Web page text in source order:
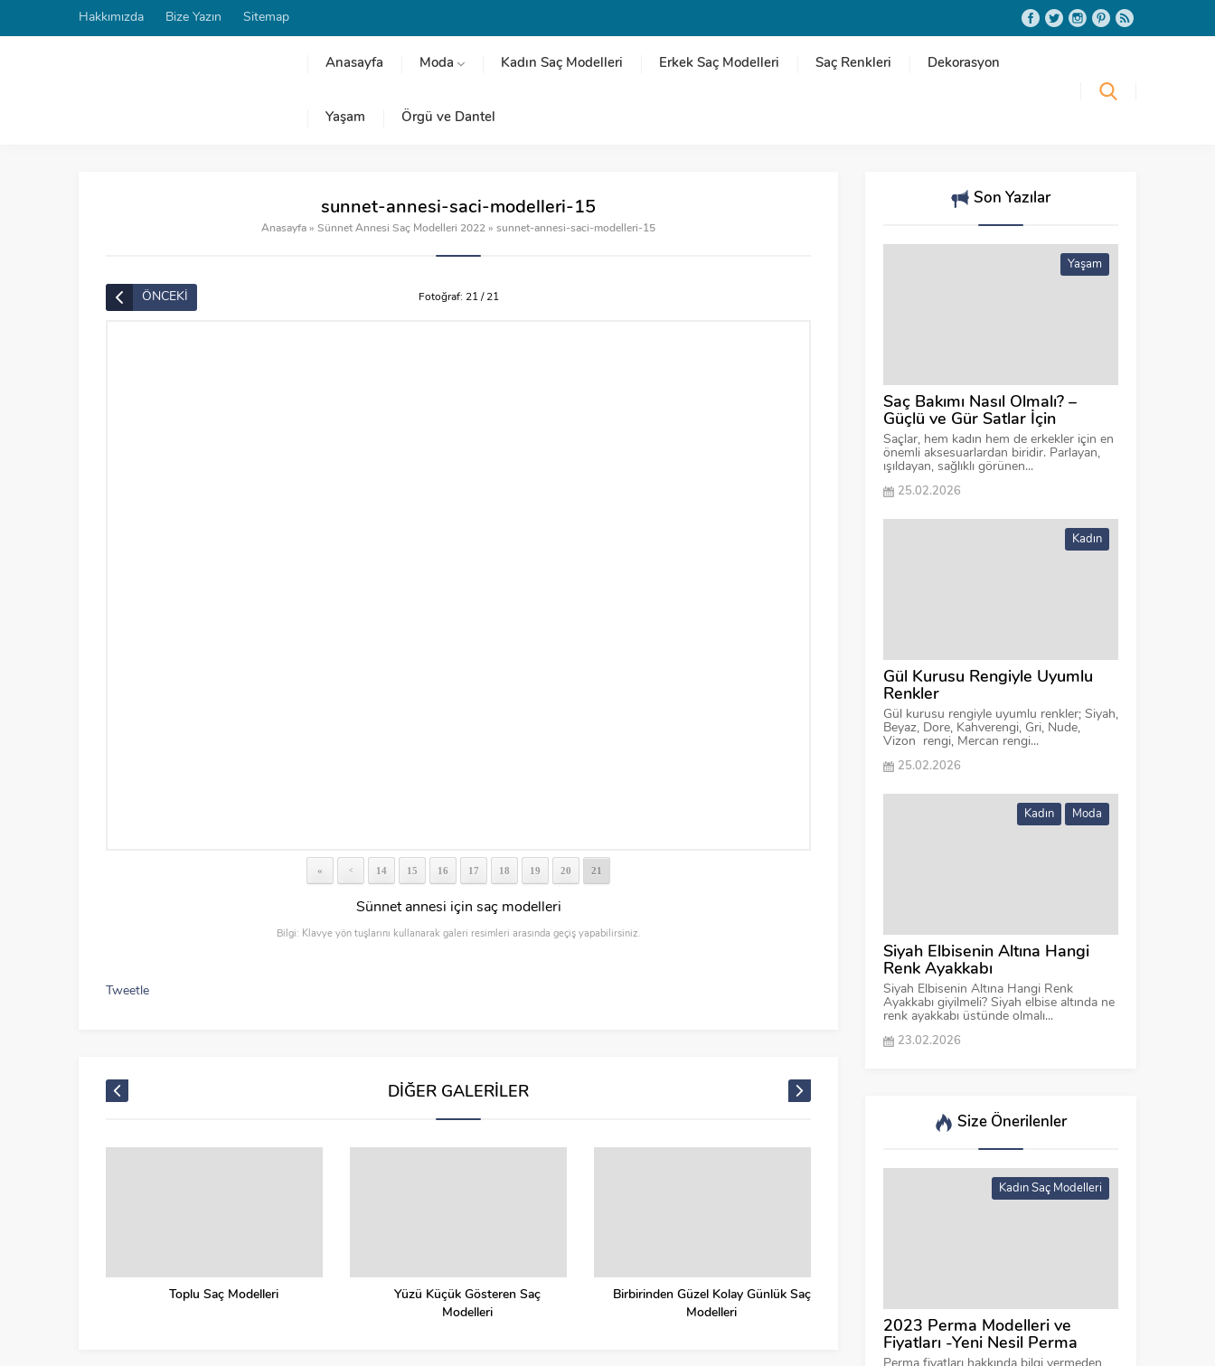
Hakkımızda Bize Yazın Sitemap
Anasayfa Moda Kadın Saç Modelleri Erkek Saç Modelleri Saç Renkleri Dekorasyon
Yaşam Örgü ve Dantel
sunnet-annesi-saci-modelleri-15
Anasayfa » Sünnet Annesi Saç Modelleri 2022 » sunnet-annesi-saci-modelleri-15
ÖNCEKİ Fotoğraf: 21 / 21
« < 14 15 16 17 18 19 20 21
Sünnet annesi için saç modelleri
Bilgi: Klavye yön tuşlarını kullanarak galeri resimleri arasında geçiş yapabilirsiniz.
Tweetle
DİĞER GALERİLER
Toplu Saç Modelleri
Yüzü Küçük Gösteren Saç
Modelleri
Birbirinden Güzel Kolay Günlük Saç
Modelleri
Son Yazılar
Yaşam
Saç Bakımı Nasıl Olmalı? –
Güçlü ve Gür Satlar İçin
Saçlar, hem kadın hem de erkekler için en
önemli aksesuarlardan biridir. Parlayan,
ışıldayan, sağlıklı görünen...
25.02.2026
Kadın
Gül Kurusu Rengiyle Uyumlu
Renkler
Gül kurusu rengiyle uyumlu renkler; Siyah,
Beyaz, Dore, Kahverengi, Gri, Nude,
Vizon rengi, Mercan rengi...
25.02.2026
Kadın Moda
Siyah Elbisenin Altına Hangi
Renk Ayakkabı
Siyah Elbisenin Altına Hangi Renk
Ayakkabı giyilmeli? Siyah elbise altında ne
renk ayakkabı üstünde olmalı...
23.02.2026
Size Önerilenler
Kadın Saç Modelleri
2023 Perma Modelleri ve
Fiyatları -Yeni Nesil Perma